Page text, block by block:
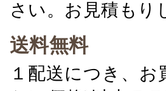
さい。お見積もり
送料無料
１配送につき、